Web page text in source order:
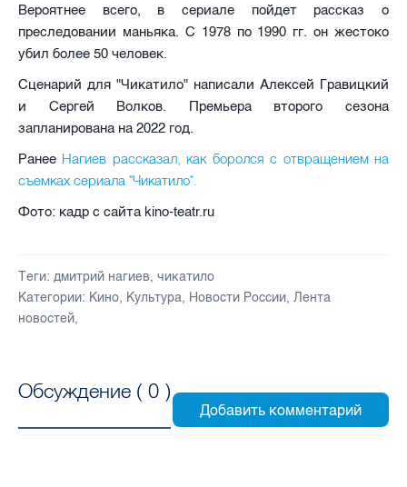
Вероятнее всего, в сериале пойдет рассказ о
преследовании маньяка. С 1978 по 1990 гг. он жестоко
убил более 50 человек.
Сценарий для "Чикатило" написали Алексей Гравицкий
и Сергей Волков. Премьера второго сезона
запланирована на 2022 год.
Ранее Нагиев рассказал, как боролся с отвращением на
съемках сериала "Чикатило".
Фото: кадр с сайта kino-teatr.ru
Теги: дмитрий нагиев, чикатило
Категории: Кино, Культура, Новости России, Лента
новостей,
Обсуждение ( 0 )